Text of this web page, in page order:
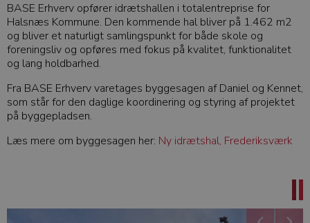
BASE Erhverv opfører idrætshallen i totalentreprise for
Halsnæs Kommune. Den kommende hal bliver på 1.462 m2
og bliver et naturligt samlingspunkt for både skole og
foreningsliv og opføres med fokus på kvalitet, funktionalitet
og lang holdbarhed.
Fra BASE Erhverv varetages byggesagen af Daniel og Kennet,
som står for den daglige koordinering og styring af projektet
på byggepladsen.
Læs mere om byggesagen her: Ny idrætshal, Frederiksværk